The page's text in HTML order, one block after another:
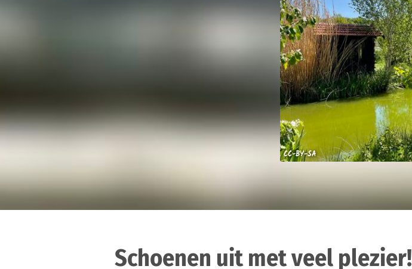
CC-BY-SA
Schoenen uit met veel plezier!